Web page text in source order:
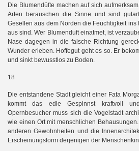
Die Blumendüfte machen auf sich
Arten berauschen die Sinne und sind
Gesellen aus dem Norden die Feuchtigkeit
aus sind. Wer Blumenduft einatmet, ist
Nase dagegen in die falsche Richtung
Wunder erleben. Hoffegut geht es so. Er
und sinkt bewusstlos zu Boden.
18
Die entstandene Stadt gleicht einer Fata
kommt das edle Gespinnst kraftvoll
Opernbesucher muss sich die Vogelstadt
wie einen Ort mit menschlichen
anderen Gewohnheiten und die
Erscheinungsform derjenigen der